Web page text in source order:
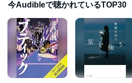
今Audibleで聴かれているTOP30